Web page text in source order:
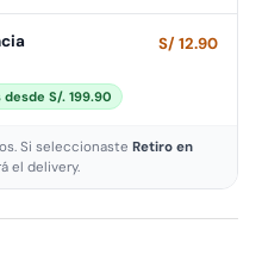
S/. 199.90
S/ 12.90
Si seleccionaste Retiro en
el delivery.